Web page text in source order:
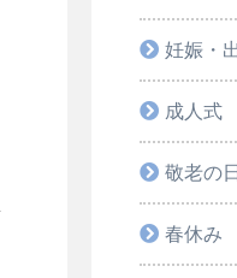
妊娠・
成人式
敬老の
春休み